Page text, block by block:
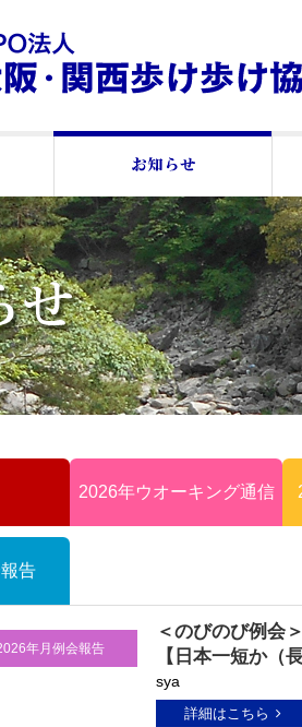
お知らせ
2026年ウオーキング通信
2025 ウオーキング通信
2026年月例会報告
２０２５月例会報告
2024 月例会報告
2026年ウオーキング通信
告
年月例会報告
＜のびのび例会
【日本一短か（
sya
詳細はこちら